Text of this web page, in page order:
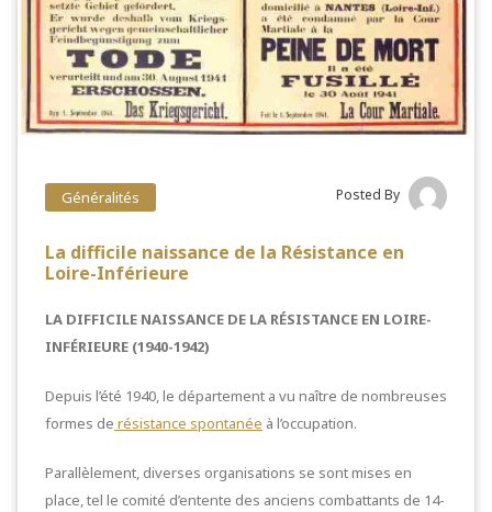
Généralités Posted By
La difficile naissance de la Résistance en
Loire-Inférieure
LA DIFFICILE NAISSANCE DE LA RÉSISTANCE EN LOIRE-
INFÉRIEURE (1940-1942)
Depuis l’été 1940, le département a vu naître de nombreuses
formes de résistance spontanée à l’occupation.
Parallèlement, diverses organisations se sont mises en
place, tel le comité d’entente des anciens combattants de 14-